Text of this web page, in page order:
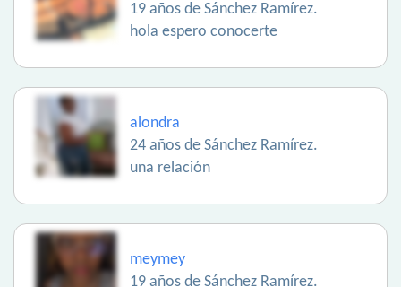
19 años de Sánchez Ramírez.
hola espero conocerte
alondra
24 años de Sánchez Ramírez.
una relación
meymey
19 años de Sánchez Ramírez.